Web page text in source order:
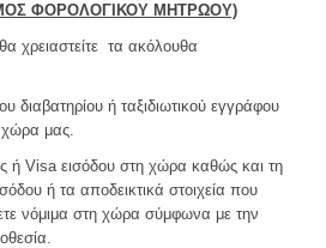
ΟΣ ΦΟΡΟΛΟΓΙΚΟΥ ΜΗΤΡΩΟΥ)
χρειαστείτε τα ακόλουθα
διαβατηρίου ή ταξιδιωτικού εγγράφου
μας.
ή Visa εισόδου στη χώρα καθώς και τη
ή τα αποδεικτικά στοιχεία που
νόμιμα στη χώρα σύμφωνα με την